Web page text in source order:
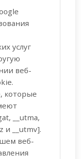
услуг
веб-
которые
__utma,
и __utmv].
веб-